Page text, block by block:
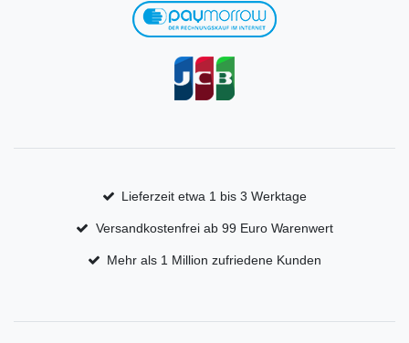
Lieferzeit etwa 1 bis 3 Werktage
Versandkostenfrei ab 99 Euro Warenwert
Mehr als 1 Million zufriedene Kunden